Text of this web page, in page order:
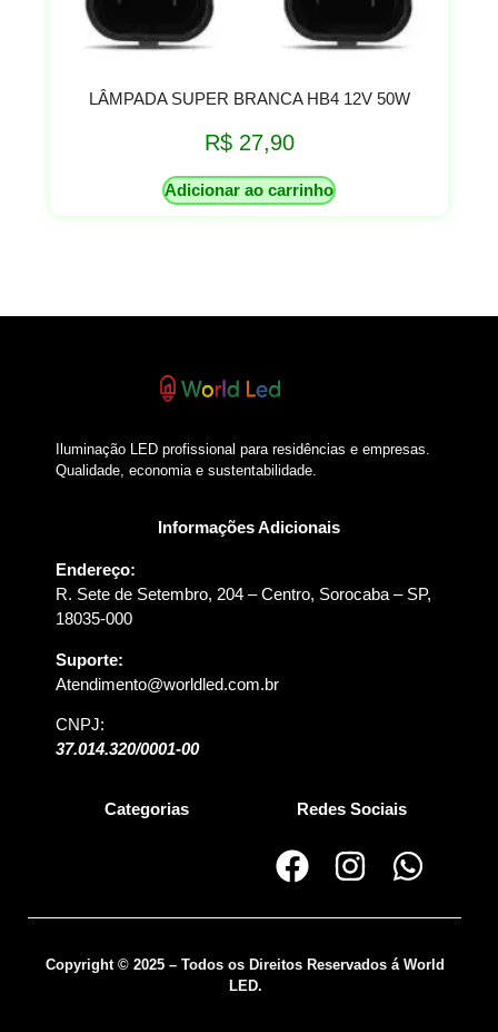
LÂMPADA SUPER BRANCA HB4 12V 50W
R$27,90
Adicionar ao carrinho
Iluminação LED profissional para residências e empresas.
Qualidade, economia e sustentabilidade.
Informações Adicionais
Endereço:
R. Sete de Setembro, 204 – Centro, Sorocaba – SP,
18035-000
Suporte:
Atendimento@worldled.com.br
CNPJ:
37.014.320/0001-00
Categorias Redes Sociais
Copyright © 2025 – Todos os Direitos Reservados á World
LED.